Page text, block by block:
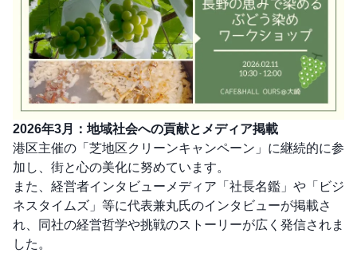
2026年3月：地域社会への貢献とメディア掲載
港区主催の「芝地区クリーンキャンペーン」に継続的に参
加し、街と心の美化に努めています。
また、経営者インタビューメディア「社長名鑑」や「ビジ
ネスタイムズ」等に代表兼丸氏のインタビューが掲載さ
れ、同社の経営哲学や挑戦のストーリーが広く発信されま
した。